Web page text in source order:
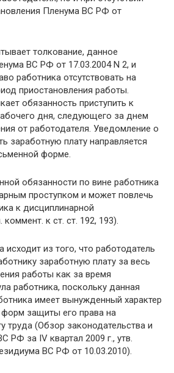
Пленума ВС РФ от
толкование, данное
ВС РФ от 17.03.2004 N 2, и
работника отсутствовать на
приостановления работы.
обязанность приступить к
дня, следующего за днем
от работодателя. Уведомление о
заработную плату направляется
форме.
обязанности по вине работника
проступком и может повлечь
к дисциплинарной
коммент. к ст. ст. 192, 193).
исходит из того, что работодатель
заработную плату за весь
работы как за время
работника, поскольку данная
имеет вынужденный характер
форм защиты его права на
труда (Обзор законодательства и
РФ за IV квартал 2009 г., утв.
ВС РФ от 10.03.2010).